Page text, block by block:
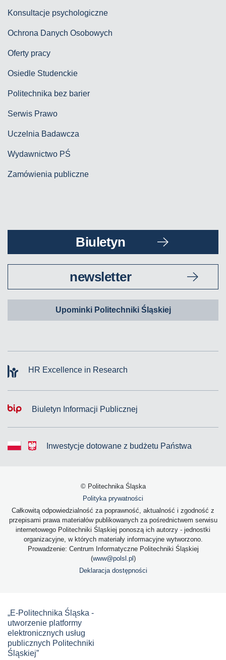
Konsultacje psychologiczne
Ochrona Danych Osobowych
Oferty pracy
Osiedle Studenckie
Politechnika bez barier
Serwis Prawo
Uczelnia Badawcza
Wydawnictwo PŚ
Zamówienia publiczne
Biuletyn
newsletter
Upominki Politechniki Śląskiej
HR Excellence in Research
Biuletyn Informacji Publicznej
Inwestycje dotowane z budżetu Państwa
© Politechnika Śląska
Polityka prywatności
Całkowitą odpowiedzialność za poprawność, aktualność i zgodność z
przepisami prawa materiałów publikowanych za pośrednictwem serwisu
internetowego Politechniki Śląskiej ponoszą ich autorzy - jednostki
organizacyjne, w których materiały informacyjne wytworzono.
Prowadzenie: Centrum Informatyczne Politechniki Śląskiej
(www@polsl.pl )
Deklaracja dostępności
„E-Politechnika Śląska -
utworzenie platformy
elektronicznych usług
publicznych Politechniki
Śląskiej”